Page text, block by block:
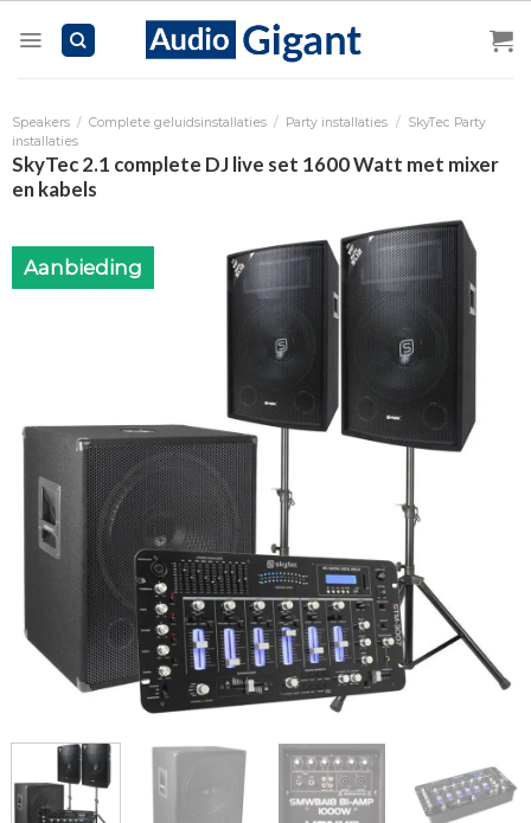
Speakers / Complete geluidsinstallaties / Party installaties / SkyTec Party
installaties
SkyTec 2.1 complete DJ live set 1600 Watt met mixer
en kabels
Aanbieding